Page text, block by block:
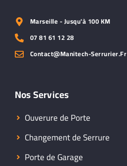
Marseille - Jusqu'à 100 KM
07 81 61 12 28
Contact@manitech-Serrurier.fr
Nos Services
Ouverure de Porte
Changement de Serrure
Porte de Garage